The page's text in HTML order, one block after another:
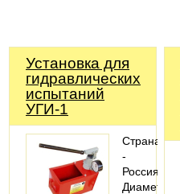
Установка для
гидравлических
испытаний
УГИ-1
Страна
-
Россия
Диаметр